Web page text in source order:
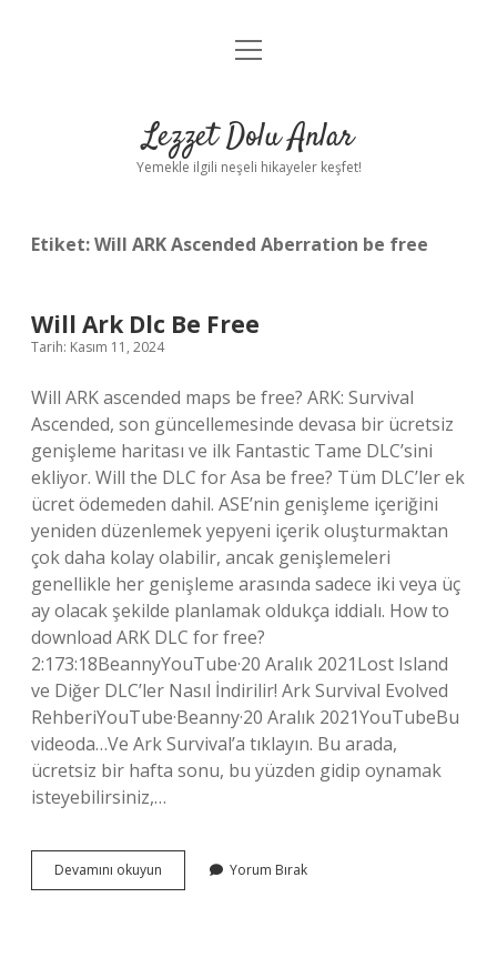
Anasayfa
Yasal Uyarı
menüyü
Lezzet Dolu Anlar
Yemekle ilgili neşeli hikayeler keşfet!
Etiket:Will ARK Ascended Aberration be free
Will Ark Dlc Be Free
Tarih: Kasım 11, 2024
Will ARK ascended maps be free? ARK: Survival
Ascended, son güncellemesinde devasa bir ücretsiz
genişleme haritası ve ilk Fantastic Tame DLC’sini
ekliyor. Will the DLC for Asa be free? Tüm DLC’ler ek
ücret ödemeden dahil. ASE’nin genişleme içeriğini
yeniden düzenlemek yepyeni içerik oluşturmaktan
çok daha kolay olabilir, ancak genişlemeleri
genellikle her genişleme arasında sadece iki veya üç
ay olacak şekilde planlamak oldukça iddialı. How to
download ARK DLC for free?
2:173:18BeannyYouTube·20 Aralık 2021Lost Island
ve Diğer DLC’ler Nasıl İndirilir! Ark Survival Evolved
RehberiYouTube·Beanny·20 Aralık 2021YouTubeBu
videoda…Ve Ark Survival’a tıklayın. Bu arada,
ücretsiz bir hafta sonu, bu yüzden gidip oynamak
isteyebilirsiniz,…
Devamını okuyun
Ark
Yorum Bırak